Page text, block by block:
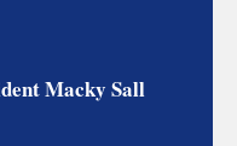
Macky Sall